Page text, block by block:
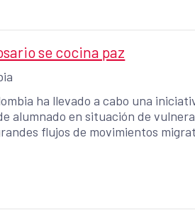
se cocina paz
ha llevado a cabo una
alumnado en situación de
flujos de movimientos